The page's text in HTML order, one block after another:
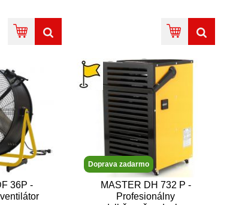
36P -
Doprava zadarmo
MASTER DH 732 P -
Profesionálny